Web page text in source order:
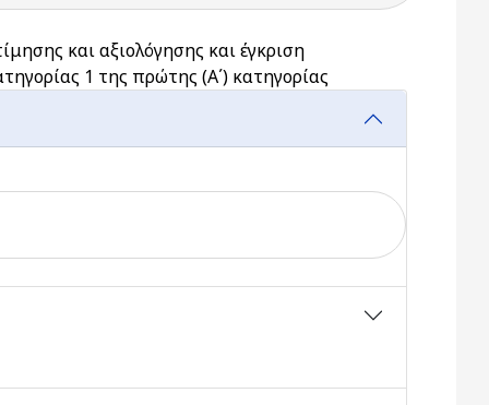
και αξιολόγησης και έγκριση
1 της πρώτης (Α΄) κατηγορίας